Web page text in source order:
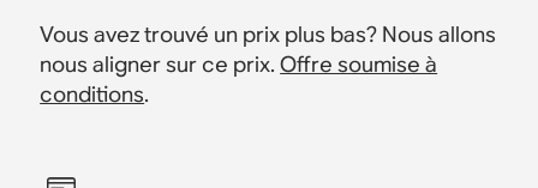
Vous avez trouvé un prix plus bas? Nous allons
nous aligner sur ce prix.Offre soumise à
conditions.